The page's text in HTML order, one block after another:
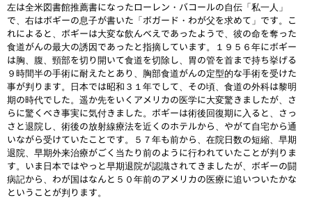
左は全米図書館推薦書になったローレン・バコールの自伝「私一人」
で、右はボギーの息子が書いた「ボガード・わが父を求めて」です。こ
れによると、ボギーは大変な飲んべえであったようで、彼の命を奪った
食道がんの最大の誘因であったと指摘しています。１９５６年にボギー
は胸、腹、頸部を切り開いて食道を切除し、胃の管を首まで持ち挙げる
９時間半の手術に耐えたとあり、胸部食道がんの定型的な手術を受けた
事が判ります。日本では昭和３１年でして、その頃、食道の外科は黎明
期の時代でした。遥か先をいくアメリカの医学に大変驚きましたが、さ
らに驚くべき事実に気付きました。ボギーは術後回復期に入ると、さっ
さと退院し、術後の放射線療法を近くのホテルから、やがて自宅から通
いながら受けていたことです。５７年も前から、在院日数の短縮、早期
退院、早期外来治療がごく当たり前のように行われていたことが判りま
す。いま日本ではやっと早期退院が認識されてきましたが、ボギーの闘
病記から、わが国はなんと５０年前のアメリカの医療に追いついたかな
ということが判ります。